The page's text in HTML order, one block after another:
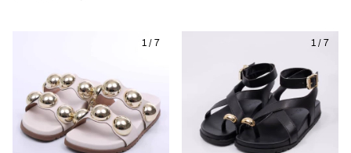
1 / 7 1 / 7